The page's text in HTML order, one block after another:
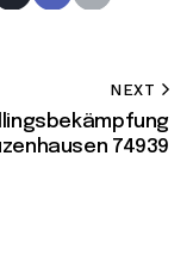
NEXT
74939